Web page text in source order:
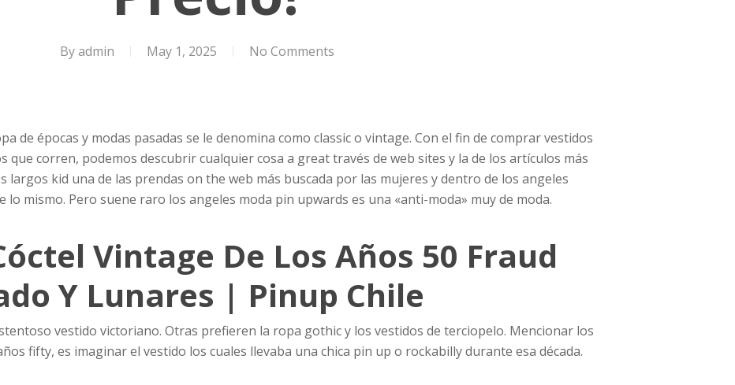
Byadmin May 1, 2025 No Comments
de épocas y modas pasadas se le denomina como classic o vintage. Con el fin de comprar vestidos
que corren, podemos descubrir cualquier cosa a great través de web sites y la de los artículos más
largos kid una de las prendas on the web más buscada por las mujeres y dentro de los angeles
lo mismo. Pero suene raro los angeles moda pin upwards es una «anti-moda» muy de moda.
Vintage De Los Años 50 Fraud
Y Lunares | Pinup Chile
vestido victoriano. Otras prefieren la ropa gothic y los vestidos de terciopelo. Mencionar los
fifty, es imaginar el vestido los cuales llevaba una chica pin up o rockabilly durante esa década.